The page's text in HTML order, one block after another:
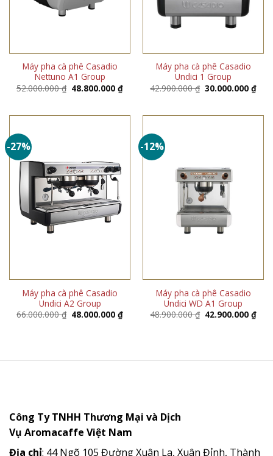
Máy pha cà phê Casadio
Nettuno A1 Group
52.000.000₫ Giá
gốc
48.800.000₫Giá
48.800.000 ₫.
Máy pha cà phê Casadio
Undici 1 Group
42.900.000₫ Giá
gốc
30.000.000₫Giá
-27%
Máy pha cà phê Casadio
Undici A2 Group
66.000.000₫ Giá
gốc
48.000.000₫Giá
-12%
Máy pha cà phê Casadio
Undici WD A1 Group
48.900.000₫ Giá
gốc
42.900.000₫Giá
Công Ty TNHH Thương Mại và Dịch
Vụ Aromacaffe Việt Nam
Địa chỉ: 44 Ngõ 105 Đường Xuân La, Xuân Đỉnh, Thành